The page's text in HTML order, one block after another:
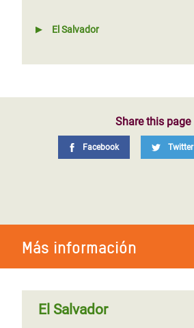
El Salvador
Share this page
Facebook Twitter
Más información
El Salvador